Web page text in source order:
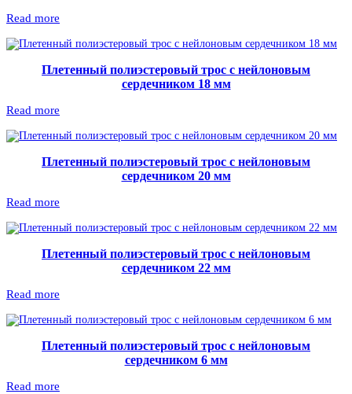
Read more
Плетенный полиэстеровый трос с нейлоновым
сердечником 18 мм
Read more
Плетенный полиэстеровый трос с нейлоновым
сердечником 20 мм
Read more
Плетенный полиэстеровый трос с нейлоновым
сердечником 22 мм
Read more
Плетенный полиэстеровый трос с нейлоновым
сердечником 6 мм
Read more